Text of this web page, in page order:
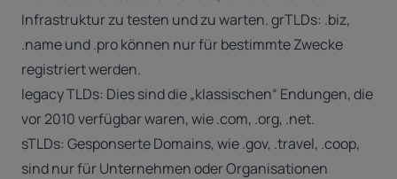
Infrastruktur zu testen und zu warten. grTLDs: .biz,
.name und .pro können nur für bestimmte Zwecke
registriert werden.
legacy TLDs: Dies sind die „klassischen“ Endungen, die
vor 2010 verfügbar waren, wie .com, .org, .net.
sTLDs: Gesponserte Domains, wie .gov, .travel, .coop,
sind nur für Unternehmen oder Organisationen